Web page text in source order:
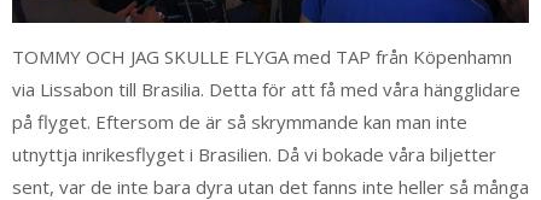
TOMMY OCH JAG SKULLE FLYGA med TAP från Köpenhamn
via Lissabon till Brasilia. Detta för att få med våra hängglidare
på flyget. Eftersom de är så skrymmande kan man inte
utnyttja inrikesflyget i Brasilien. Då vi bokade våra biljetter
sent, var de inte bara dyra utan det fanns inte heller så många